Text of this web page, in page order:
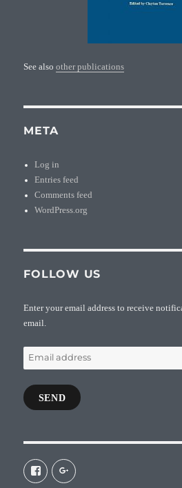
See alsoother publications
META
Log in
Entries feed
Comments feed
WordPress.org
FOLLOW US
Enter your email address to receive
email.
Email
address
SEND
View
galaxiepasteur’s
View